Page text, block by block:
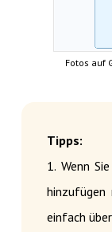
Fotos auf
Tipps:
1. Wenn
hinzufügen
einfach